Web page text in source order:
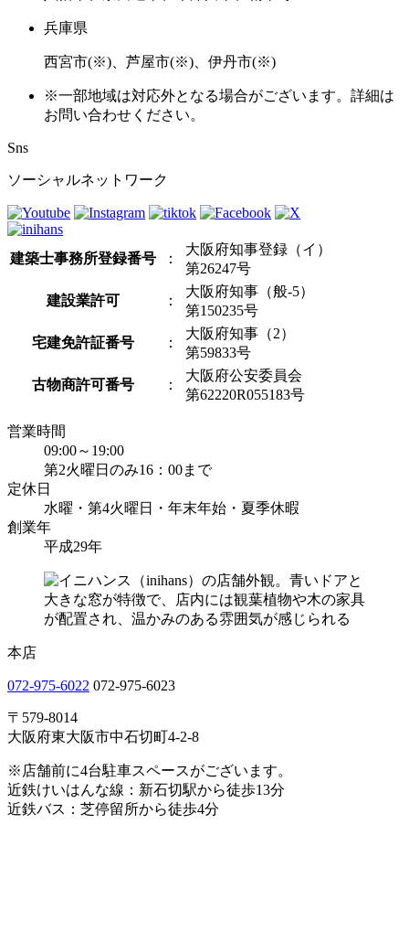
兵庫県
西宮市(※)、芦屋市(※)、伊丹市(※)
※一部地域は対応外となる場合がございます。詳細は
お問い合わせください。
Sns
ソーシャルネットワーク
建築士事務所登録番号 ：
大阪府知事登録（イ）
第26247号
建設業許可 ：
大阪府知事（般-5）
第150235号
宅建免許証番号 ：
大阪府知事（2）
第59833号
古物商許可番号 ：
大阪府公安委員会
第62220R055183号
営業時間
09:00～19:00
第2火曜日のみ16：00まで
定休日
水曜・第4火曜日・年末年始・夏季休暇
創業年
平成29年
本店
072-975-6022 072-975-6023
〒579-8014
大阪府東大阪市中石切町4-2-8
※店舗前に4台駐車スペースがございます。
近鉄けいはんな線：新石切駅から徒歩13分
近鉄バス：芝停留所から徒歩4分